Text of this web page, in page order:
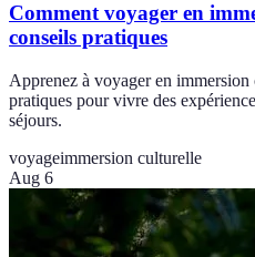
Comment voyager en
conseils pratiques
Apprenez à voyager en
pratiques pour vivre des
séjours.
voyageimmersion culturelle
Aug 6